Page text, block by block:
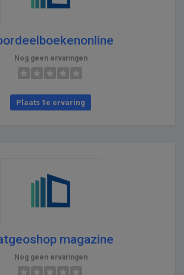
Nog geen ervaringen
Plaats 1e ervaring
magazine
Nog geen ervaringen